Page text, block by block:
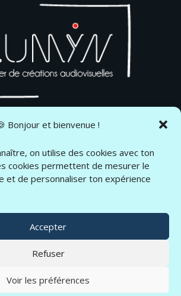
Bonjour et bienvenue !
on utilise des cookies avec ton
cookies permettent de mesurer le
et de personnaliser ton expérience
Accepter
Refuser
Voir les préférences



